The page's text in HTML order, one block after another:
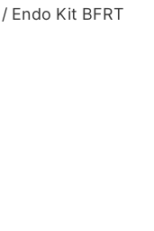
/ Endo Kit BFRT